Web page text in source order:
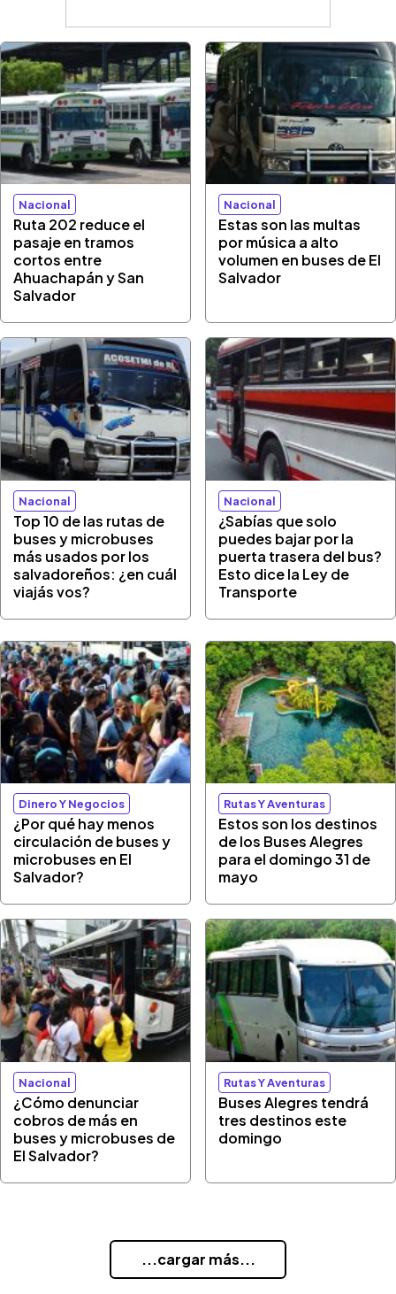
Nacional
Ruta 202 reduce el
pasaje en tramos
cortos entre
Ahuachapán y San
Salvador
Nacional
Estas son las multas
por música a alto
volumen en buses de El
Salvador
Nacional
Top 10 de las rutas de
buses y microbuses
más usados por los
salvadoreños: ¿en cuál
viajás vos?
Nacional
¿Sabías que solo
puedes bajar por la
puerta trasera del bus?
Esto dice la Ley de
Transporte
Dinero Y Negocios
¿Por qué hay menos
circulación de buses y
microbuses en El
Salvador?
Rutas Y Aventuras
Estos son los destinos
de los Buses Alegres
para el domingo 31 de
mayo
Nacional
¿Cómo denunciar
cobros de más en
buses y microbuses de
El Salvador?
Rutas Y Aventuras
Buses Alegres tendrá
tres destinos este
domingo
...cargar más...